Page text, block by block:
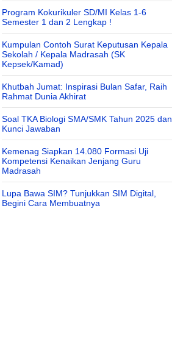
Program Kokurikuler SD/MI Kelas 1-6
Semester 1 dan 2 Lengkap !
Kumpulan Contoh Surat Keputusan Kepala
Sekolah / Kepala Madrasah (SK
Kepsek/Kamad)
Khutbah Jumat: Inspirasi Bulan Safar, Raih
Rahmat Dunia Akhirat
Soal TKA Biologi SMA/SMK Tahun 2025 dan
Kunci Jawaban
Kemenag Siapkan 14.080 Formasi Uji
Kompetensi Kenaikan Jenjang Guru
Madrasah
Lupa Bawa SIM? Tunjukkan SIM Digital,
Begini Cara Membuatnya